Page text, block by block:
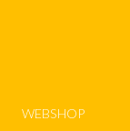
WEBSHOP